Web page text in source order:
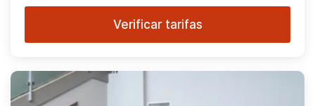
Verificar tarifas